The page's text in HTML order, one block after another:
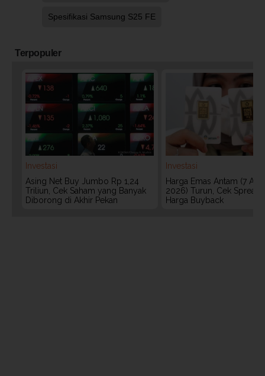
Spesifikasi Samsung S25 FE
Terpopuler
Investasi
Asing Net Buy Jumbo Rp 1,24
Triliun, Cek Saham yang Banyak
Diborong di Akhir Pekan
Investasi
Harga Emas Antam (7
2026) Turun, Cek Spread
Harga Buyback